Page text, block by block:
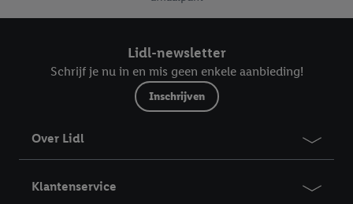
Lidl-newsletter
Schrijf je nu in en mis geen enkele aanbieding!
Inschrijven
Over Lidl
Klantenservice